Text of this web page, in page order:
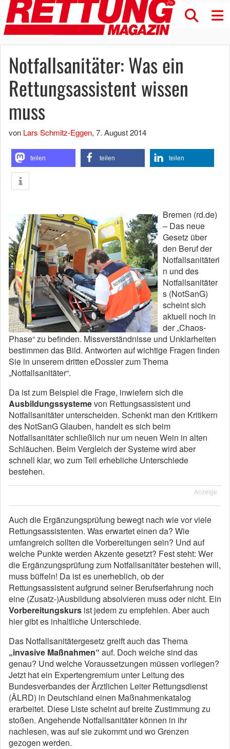
Notfallsanitäter: Was ein
Rettungsassistent wissen
muss
von Lars Schmitz-Eggen, 7. August 2014
teilen teilen teilen
Bremen (rd.de)
– Das neue
Gesetz über
den Beruf der
Notfallsanitäteri
n und des
Notfallsanitäter
s (NotSanG)
scheint sich
aktuell noch in
der „Chaos-
Phase“ zu befinden. Missverständnisse und Unklarheiten
bestimmen das Bild. Antworten auf wichtige Fragen finden
Sie in unserem dritten eDossier zum Thema
„Notfallsanitäter“.
Da ist zum Beispiel die Frage, inwiefern sich die
Ausbildungssystemevon Rettungsassistent und
Notfallsanitäter unterscheiden. Schenkt man den Kritikern
des NotSanG Glauben, handelt es sich beim
Notfallsanitäter schließlich nur um neuen Wein in alten
Schläuchen. Beim Vergleich der Systeme wird aber
schnell klar, wo zum Teil erhebliche Unterschiede
bestehen.
Anzeige
Auch die Ergänzungsprüfung bewegt nach wie vor viele
Rettungsassistenten. Was erwartet einen da? Wie
umfangreich sollten die Vorbereitungen sein? Und auf
welche Punkte werden Akzente gesetzt? Fest steht: Wer
die Ergänzungsprüfung zum Notfallsanitäter bestehen will,
muss büffeln! Da ist es unerheblich, ob der
Rettungsassistent aufgrund seiner Berufserfahrung noch
eine (Zusatz-)Ausbildung absolvieren muss oder nicht. Ein
Vorbereitungskurs ist jedem zu empfehlen. Aber auch
hier gibt es inhaltliche Unterschiede.
Das Notfallsanitätergesetz greift auch das Thema
„invasive Maßnahmen“ auf. Doch welche sind das
genau? Und welche Voraussetzungen müssen vorliegen?
Jetzt hat ein Expertengremium unter Leitung des
Bundesverbandes der Ärztlichen Leiter Rettungsdienst
(ÄLRD) in Deutschland einen Maßnahmenkatalog
erarbeitet. Diese Liste scheint auf breite Zustimmung zu
stoßen. Angehende Notfallsanitäter können in ihr
nachlesen, was auf sie zukommt und wo Grenzen
gezogen werden.